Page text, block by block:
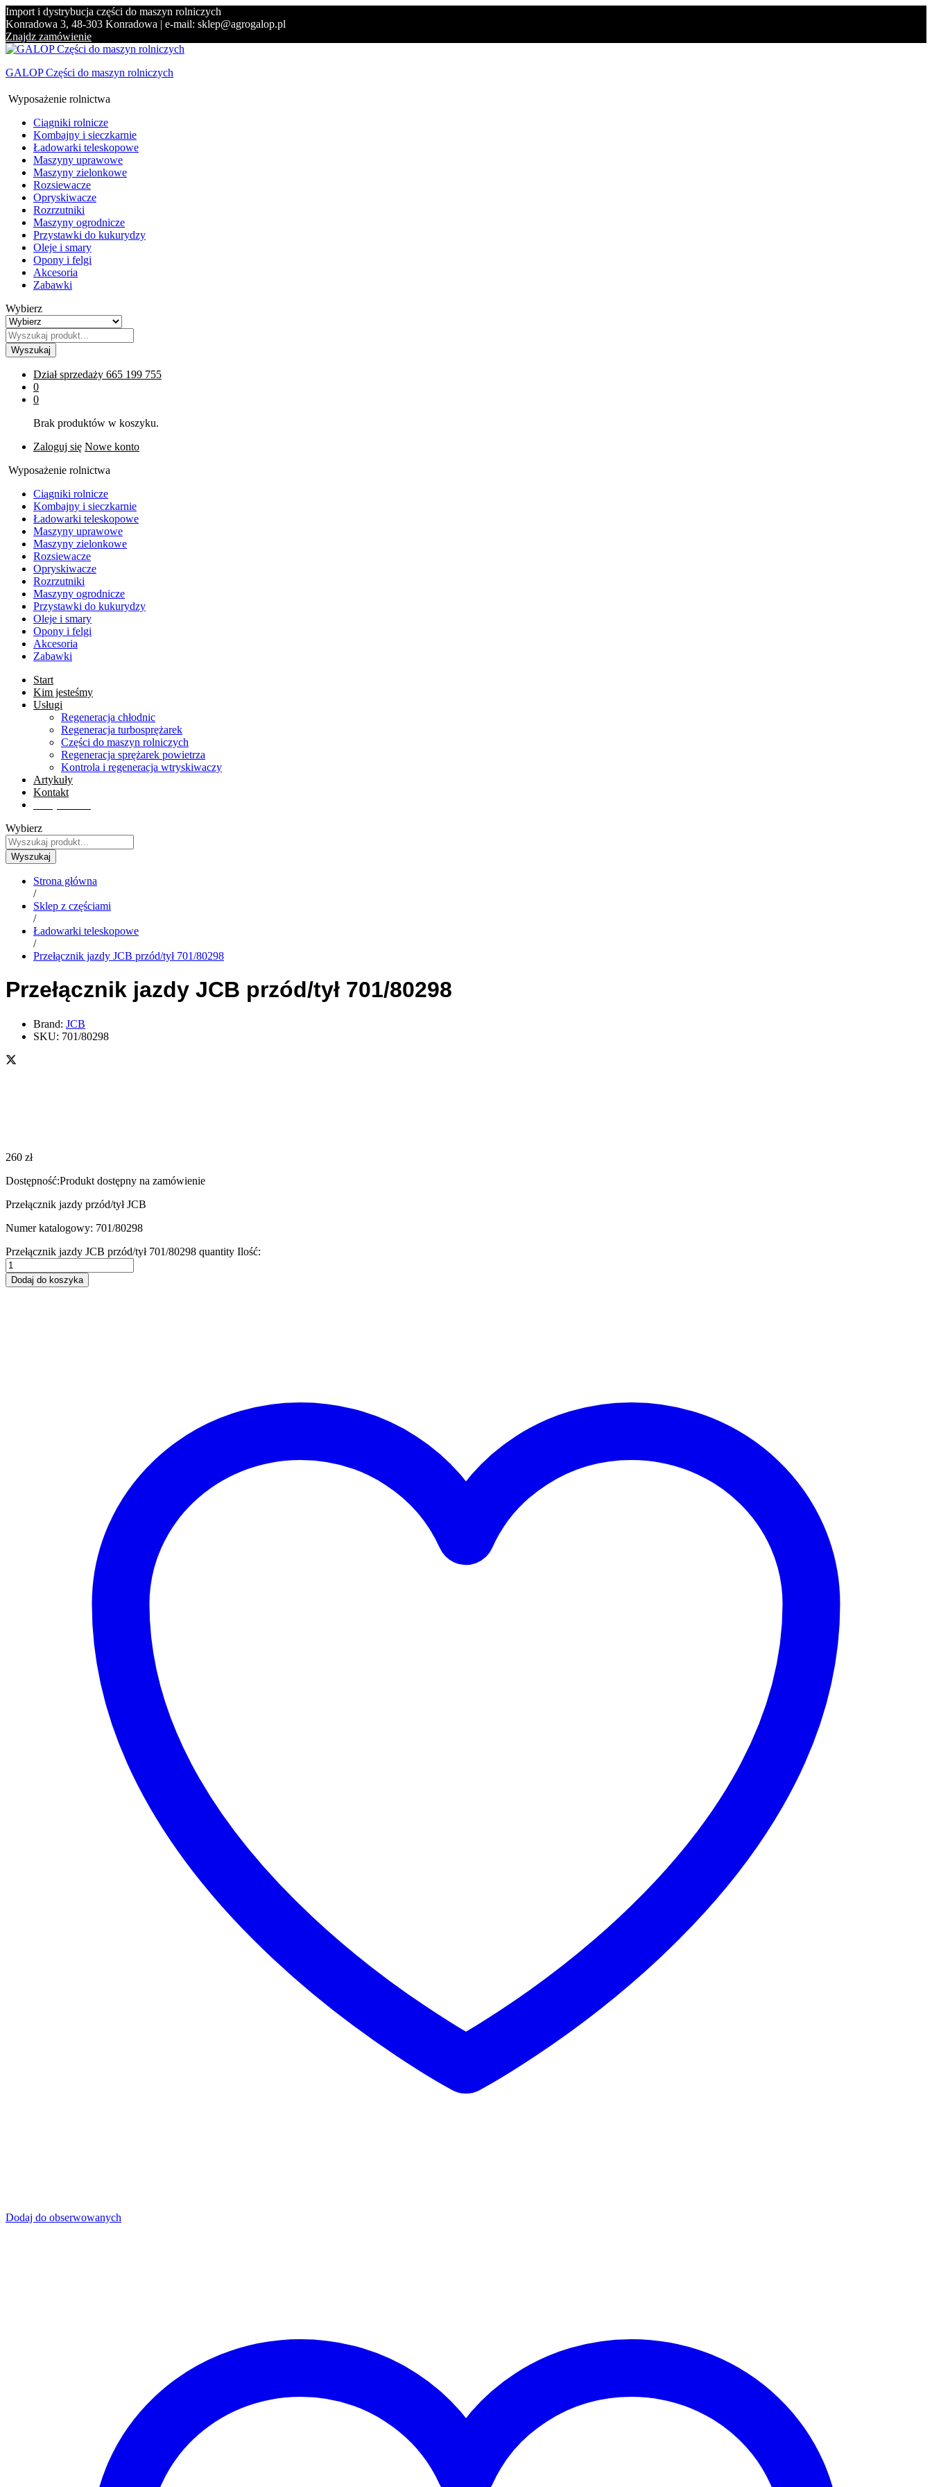
Import i dystrybucja części do maszyn rolniczych
Konradowa 3, 48-303 Konradowa | e-mail: sklep@agrogalop.pl
Znajdz zamówienie
GALOP Części do maszyn rolniczych
Wyposażenie rolnictwa
Ciągniki rolnicze
Kombajny i sieczkarnie
Ładowarki teleskopowe
Maszyny uprawowe
Maszyny zielonkowe
Rozsiewacze
Opryskiwacze
Rozrzutniki
Maszyny ogrodnicze
Przystawki do kukurydzy
Oleje i smary
Opony i felgi
Akcesoria
Zabawki
Wybierz
Wyszukaj
Dział sprzedaży 665 199 755
0
0
Brak produktów w koszyku.
Zaloguj się Nowe konto
Wyposażenie rolnictwa
Ciągniki rolnicze
Kombajny i sieczkarnie
Ładowarki teleskopowe
Maszyny uprawowe
Maszyny zielonkowe
Rozsiewacze
Opryskiwacze
Rozrzutniki
Maszyny ogrodnicze
Przystawki do kukurydzy
Oleje i smary
Opony i felgi
Akcesoria
Zabawki
Start
Kim jesteśmy
Usługi
Regeneracja chłodnic
Regeneracja turbosprężarek
Części do maszyn rolniczych
Regeneracja sprężarek powietrza
Kontrola i regeneracja wtryskiwaczy
Artykuły
Kontakt
Wybierz
Wyszukaj
Strona główna
/
Sklep z częściami
/
Ładowarki teleskopowe
/
Przełącznik jazdy JCB przód/tył 701/80298
Przełącznik jazdy JCB przód/tył 701/80298
Brand: JCB
SKU: 701/80298
260 zł
Dostępność:Produkt dostępny na zamówienie
Przełącznik jazdy przód/tył JCB
Numer katalogowy: 701/80298
Przełącznik jazdy JCB przód/tył 701/80298 quantity Ilość:
Dodaj do koszyka
Dodaj do obserwowanych